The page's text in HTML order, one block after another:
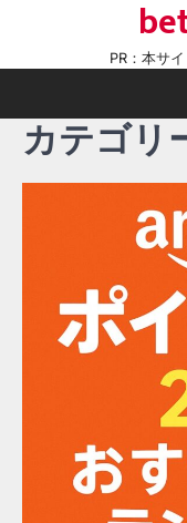
content
PR：本サ
カテゴリ